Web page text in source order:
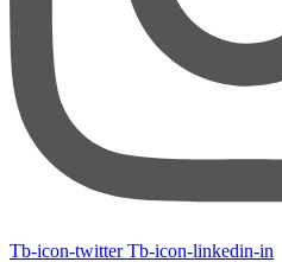
Tb-icon-twitter Tb-icon-linkedin-in